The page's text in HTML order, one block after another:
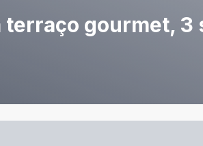
gourmet, 3